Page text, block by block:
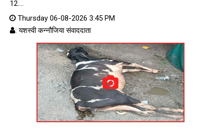
12....
Thursday 06-08-2026 3:45 PM
: यशस्वी कन्नौजिया संवाददाता